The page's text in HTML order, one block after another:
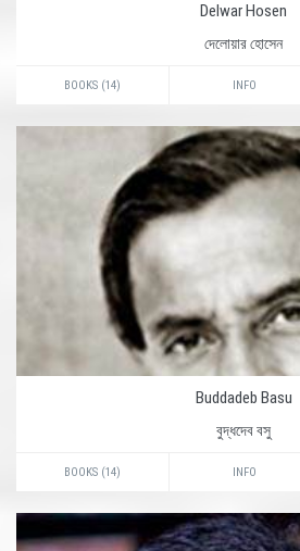
Delwar Hosen
দেলোয়ার হোসেন
BOOKS (14) INFO
Buddadeb Basu
বুদ্ধদেব বসু
BOOKS (14) INFO